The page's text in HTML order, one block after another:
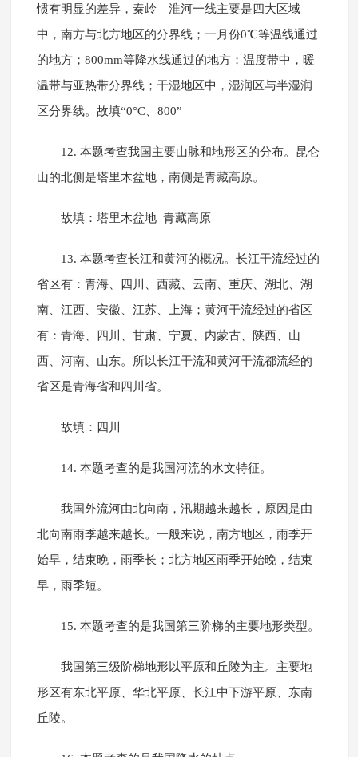
惯有明显的差异，秦岭—淮河一线主要是四大区域
中，南方与北方地区的分界线；一月份0℃等温线通过
的地方；800mm等降水线通过的地方；温度带中，暖
温带与亚热带分界线；干湿地区中，湿润区与半湿润
区分界线。故填“0°C、800”
12. 本题考查我国主要山脉和地形区的分布。昆仑
山的北侧是塔里木盆地，南侧是青藏高原。
故填：塔里木盆地 青藏高原
13. 本题考查长江和黄河的概况。长江干流经过的
省区有：青海、四川、西藏、云南、重庆、湖北、湖
南、江西、安徽、江苏、上海；黄河干流经过的省区
有：青海、四川、甘肃、宁夏、内蒙古、陕西、山
西、河南、山东。所以长江干流和黄河干流都流经的
省区是青海省和四川省。
故填：四川
14. 本题考查的是我国河流的水文特征。
我国外流河由北向南，汛期越来越长，原因是由
北向南雨季越来越长。一般来说，南方地区，雨季开
始早，结束晚，雨季长；北方地区雨季开始晚，结束
早，雨季短。
15. 本题考查的是我国第三阶梯的主要地形类型。
我国第三级阶梯地形以平原和丘陵为主。主要地
形区有东北平原、华北平原、长江中下游平原、东南
丘陵。